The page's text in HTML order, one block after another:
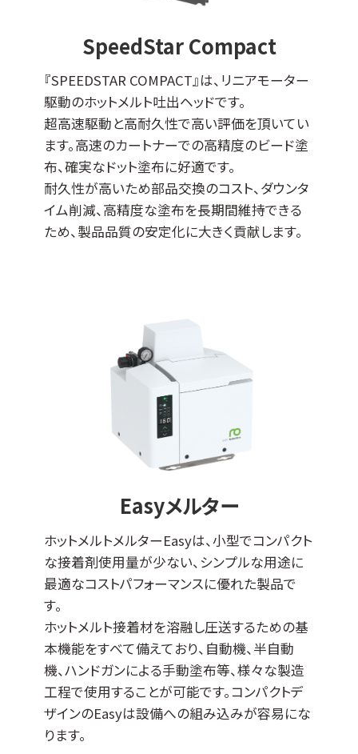
SpeedStar Compact
『SPEEDSTAR COMPACT』は、リニアモーター
駆動のホットメルト吐出ヘッドです。
超高速駆動と高耐久性で高い評価を頂いてい
ます。高速のカートナーでの高精度のビード塗
布、確実なドット塗布に好適です。
耐久性が高いため部品交換のコスト、ダウンタ
イム削減、高精度な塗布を長期間維持できる
ため、製品品質の安定化に大きく貢献します。
Easyメルター
ホットメルトメルターEasyは、小型でコンパクト
な接着剤使用量が少ない、シンプルな用途に
最適なコストパフォーマンスに優れた製品で
す。
ホットメルト接着材を溶融し圧送するための基
本機能をすべて備えており、自動機、半自動
機、ハンドガンによる手動塗布等、様々な製造
工程で使用することが可能です。コンパクトデ
ザインのEasyは設備への組み込みが容易にな
ります。